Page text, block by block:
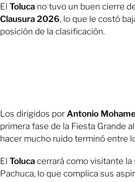
El Toluca no tuvo un buen cierre
Clausura 2026, lo que le costó
posición de la clasificación.
Los dirigidos por Antonio
primera fase de la Fiesta Grande al
hacer mucho ruido terminó entre
El Toluca cerrará como visitante la
Pachuca, lo que complica sus